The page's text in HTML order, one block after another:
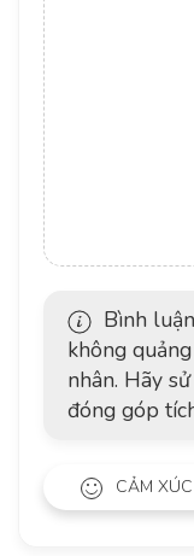
Bình
không
nhân. Hãy
đóng góp
CẢM XÚC